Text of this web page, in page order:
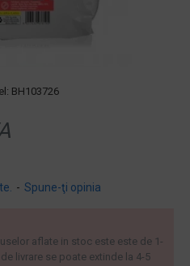
BH103726
- Spune-ţi opinia
aflate in stoc este este de 1-
livrare se poate extinde la 4-5